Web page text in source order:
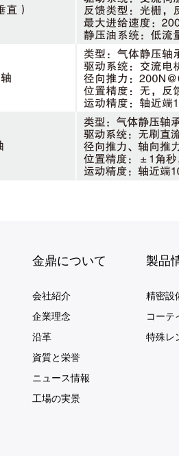
金鼎について
会社紹介
企業理念
沿革
資質と栄誉
ニュース情報
工場の実景
製品
精密設
コーテ
特殊レ